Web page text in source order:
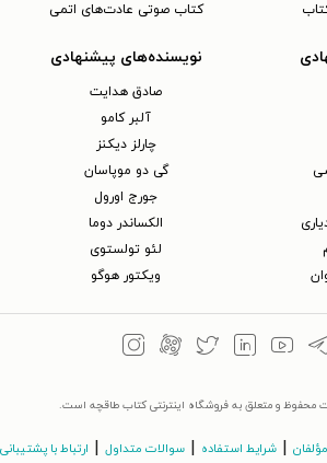
کتاب صوتی عادت‌های اتمی
نویسنده‌های پیشنهادی
صادق هدایت
آلبر کامو
چارلز دیکنز
گی دو موپاسان
جورج اورول
الکساندر دوما
لئو تولستوی
ویکتور هوگو
محفوظ و متعلق به فروشگاه اینترنتی کتاب طاقچه است.
| شرایط استفاده | سوالات متداول | ارتباط با پشتیبانی